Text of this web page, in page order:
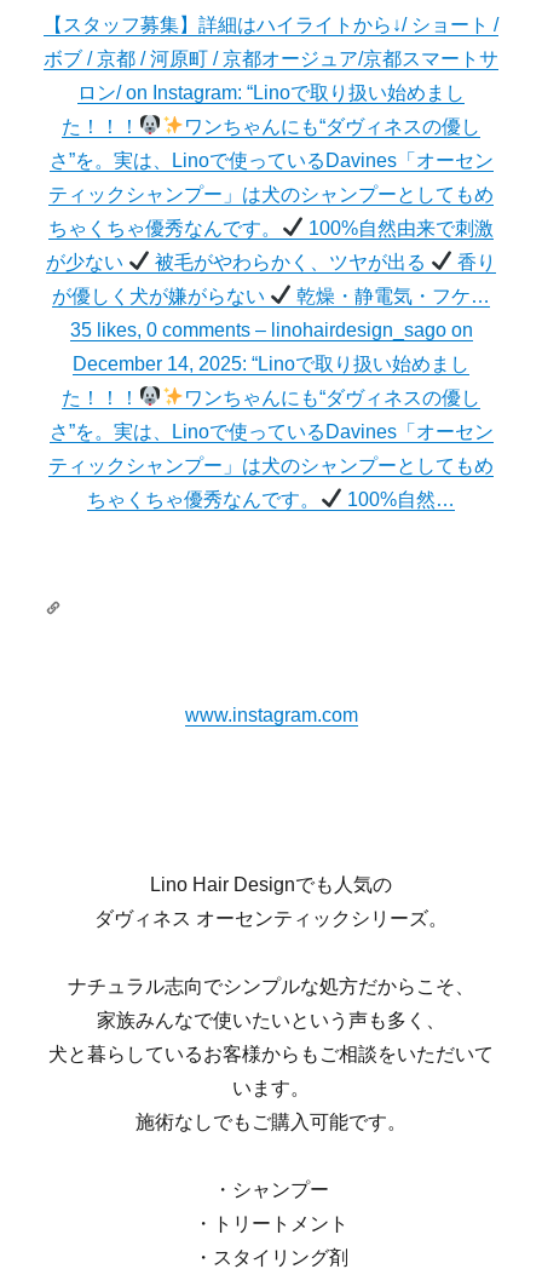
【スタッフ募集】詳細はハイライトから↓/ ショート /
ボブ / 京都 / 河原町 / 京都オージュア/京都スマートサ
ロン/ on Instagram: “Linoで取り扱い始めまし
た！！！
ワンちゃんにも“ダヴィネスの優し
さ”を。実は、Linoで使っているDavines「オーセン
ティックシャンプー」は犬のシャンプーとしてもめ
ちゃくちゃ優秀なんです。
100%自然由来で刺激
が少ない
被毛がやわらかく、ツヤが出る
香り
が優しく犬が嫌がらない
乾燥・静電気・フケ…
35 likes, 0 comments – linohairdesign_sago on
December 14, 2025: “Linoで取り扱い始めまし
た！！！
ワンちゃんにも“ダヴィネスの優し
さ”を。実は、Linoで使っているDavines「オーセン
ティックシャンプー」は犬のシャンプーとしてもめ
ちゃくちゃ優秀なんです。
100%自然…
www.instagram.com
Lino Hair Designでも人気の
ダヴィネス オーセンティックシリーズ。
ナチュラル志向でシンプルな処方だからこそ、
家族みんなで使いたいという声も多く、
犬と暮らしているお客様からもご相談をいただいて
います。
施術なしでもご購入可能です。
・シャンプー
・トリートメント
・スタイリング剤